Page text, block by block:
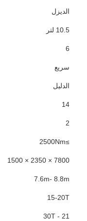
الديزل
10.5 لتر
6
سريع
الدليل
14
2
≥2500Nm
7800 × 2350 × 1500
7.6m- 8.8m
15-20T
21 - 30T